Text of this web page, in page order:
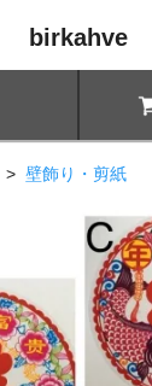
birkahve
> 壁飾り・剪紙